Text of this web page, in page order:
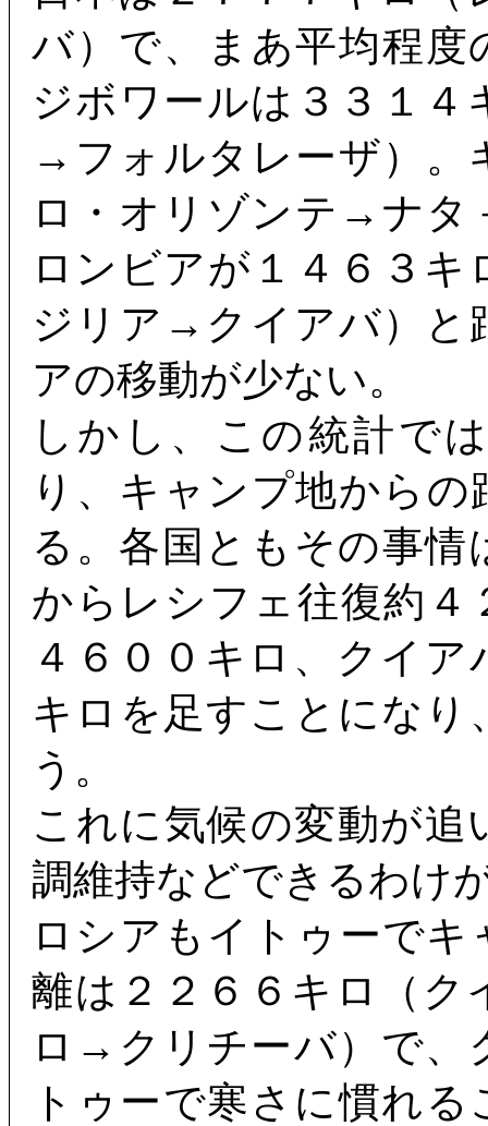
バ）で、まあ平均程度
ジボワールは３３１
→フォルタレーザ）。
ロ・オリゾンテ→ナ
ロンビアが１４６３
ジリア→クイアバ）と
アの移動が少ない。
しかし、この統計で
り、キャンプ地から
る。各国ともその事
からレシフェ往復約４
４６００キロ、クイ
キロを足すことにな
う。
これに気候の変動が
調維持などできるわけ
ロシアもイトゥーで
離は２２６６キロ（
ロ→クリチーバ）で、
トゥーで寒さに慣れ